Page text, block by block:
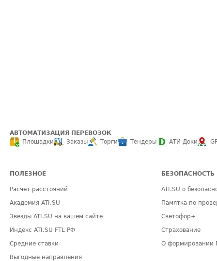
АВТОМАТИЗАЦИЯ ПЕРЕВОЗОК
Площадки
Заказы Торги Тендеры АТИ-Доки
ПОЛЕЗНОЕ
Расчет расстояний
Академия ATI.SU
Звезды ATI.SU на вашем сайте
Индекс ATI.SU FTL РФ
Средние ставки
Выгодные направления
БЕЗОПАСНОСТЬ
ATI.SU о
Памятка по
Светофор+
Страхование
О формировании